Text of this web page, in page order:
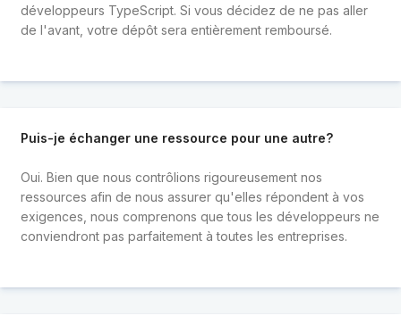
développeurs TypeScript. Si vous décidez de ne pas aller
de l'avant, votre dépôt sera entièrement remboursé.
Puis-je échanger une ressource pour une autre?
Oui. Bien que nous contrôlions rigoureusement nos
ressources afin de nous assurer qu'elles répondent à vos
exigences, nous comprenons que tous les développeurs ne
conviendront pas parfaitement à toutes les entreprises.